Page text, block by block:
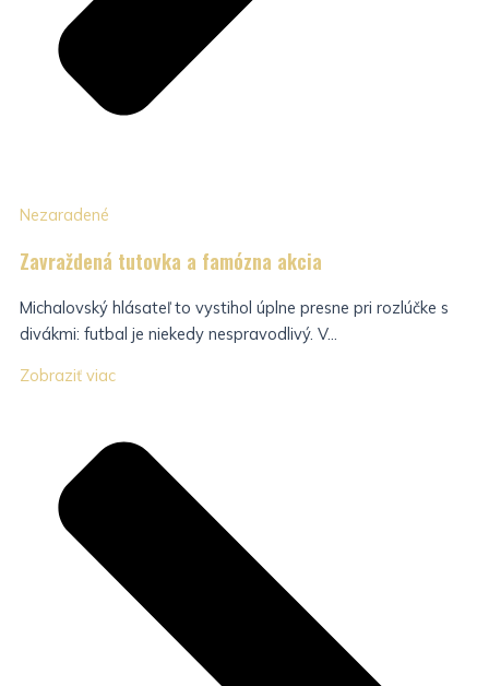
Nezaradené
Zavraždená tutovka a famózna akcia
Michalovský hlásateľ to vystihol úplne presne pri rozlúčke s
divákmi: futbal je niekedy nespravodlivý. V...
Zobraziť viac